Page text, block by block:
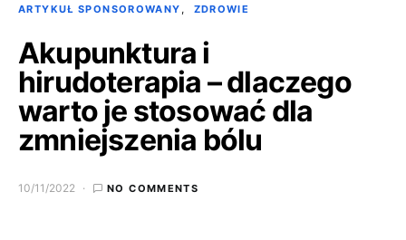
ARTYKUŁ SPONSOROWANY ZDROWIE
Akupunktura i
hirudoterapia – dlaczego
warto je stosować dla
zmniejszenia bólu
10/11/2022 NO COMMENTS